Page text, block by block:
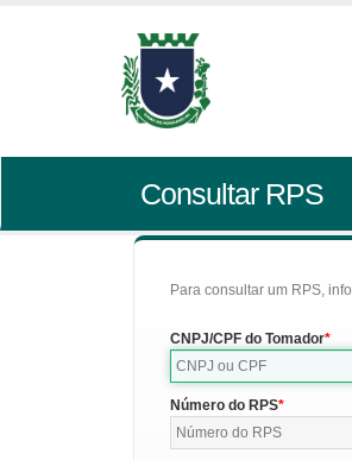
Consultar RPS
Para consultar um RPS,
CNPJ/CPF do Tomador
Número do RPS